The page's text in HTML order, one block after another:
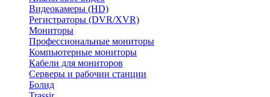
Видеокамеры (HD)
Регистраторы (DVR/XVR)
Мониторы
Профессиональные мониторы
Компьютерные мониторы
Кабели для мониторов
Серверы и рабочии станции
Болид